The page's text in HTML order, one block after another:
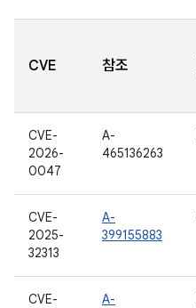
CVE 참조
CVE-
2026-
0047
A-
465136263
CVE-
2025-
32313
A-
399155883
CVE-
A-